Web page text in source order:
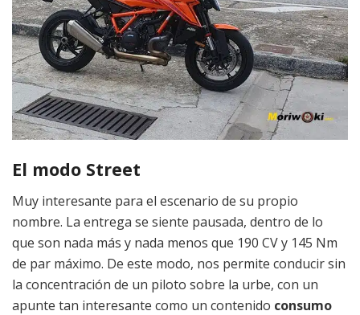
El modo Street
Muy interesante para el escenario de su propio
nombre. La entrega se siente pausada, dentro de lo
que son nada más y nada menos que 190 CV y 145 Nm
de par máximo. De este modo, nos permite conducir sin
la concentración de un piloto sobre la urbe, con un
apunte tan interesante como un contenido consumo